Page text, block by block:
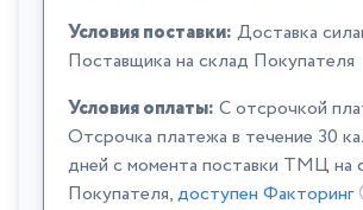
Условия поставки: Доставка
Поставщика на склад Покупателя
Условия оплаты: C отсрочкой
Отсрочка платежа в течение 30
дней с момента поставки ТМЦ на
Покупателя,доступен Факторинг